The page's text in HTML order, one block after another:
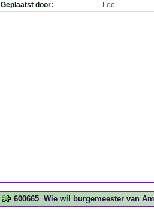
Geplaatst door: Leo
600665 Wie wil burgemeester van